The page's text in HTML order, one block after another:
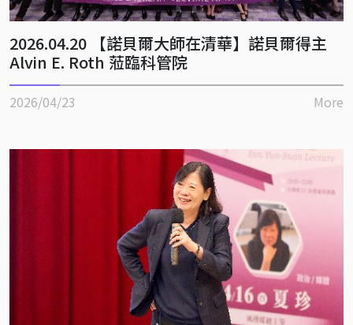
2026.04.20 【諾貝爾大師在清華】諾貝爾得主
Alvin E. Roth 蒞臨科管院
2026/04/23 More